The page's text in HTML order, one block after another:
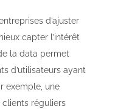
d’ajuster
capter l’intérêt
la data permet
d’utilisateurs ayant
exemple, une
réguliers